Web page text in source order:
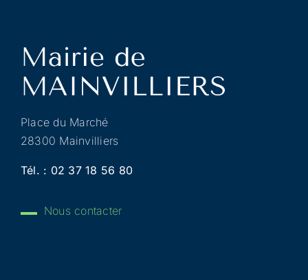
Place du Marché
28300 Mainvilliers
Tél. : 02 37 18 56 80
Nous contacter